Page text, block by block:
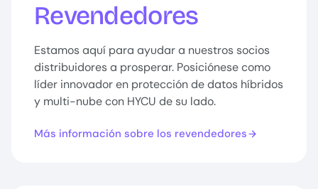
Revendedores
Estamos aquí para ayudar a nuestros socios
distribuidores a prosperar. Posiciónese como
líder innovador en protección de datos híbridos
y multi-nube con HYCU de su lado.
Más información sobre los revendedores